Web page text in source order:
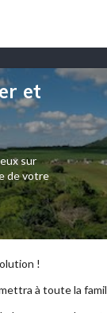
et
sur
de votre
!
à toute la